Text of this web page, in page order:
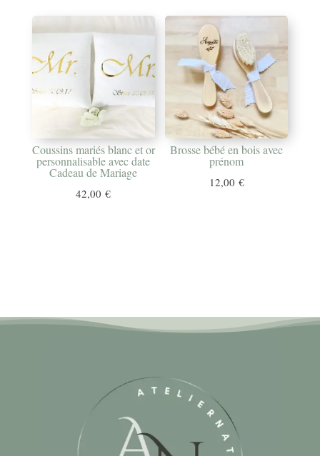
initial
12,00 €.
actuel
9,00 €.
Coussins mariés blanc et or
personnalisable avec date
Cadeau de Mariage
42,00€
Brosse bébé en bois avec
prénom
12,00 €